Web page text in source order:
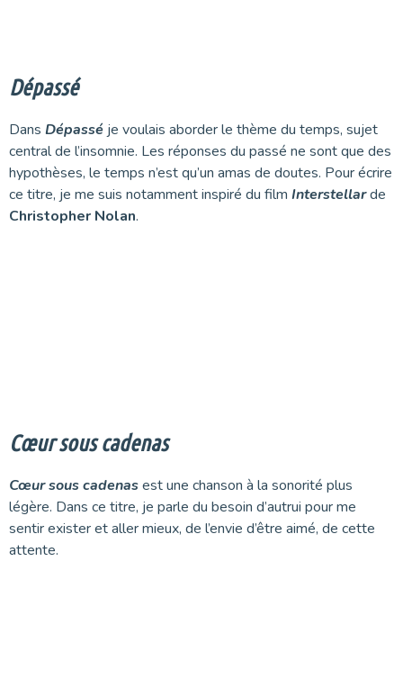
Dépassé
Dans Dépassé je voulais aborder le thème du temps, sujet
central de l’insomnie. Les réponses du passé ne sont que des
hypothèses, le temps n’est qu’un amas de doutes. Pour écrire
ce titre, je me suis notamment inspiré du film Interstellarde
Christopher Nolan.
Cœur sous cadenas
Cœur sous cadenasest une chanson à la sonorité plus
légère. Dans ce titre, je parle du besoin d’autrui pour me
sentir exister et aller mieux, de l’envie d’être aimé, de cette
attente.